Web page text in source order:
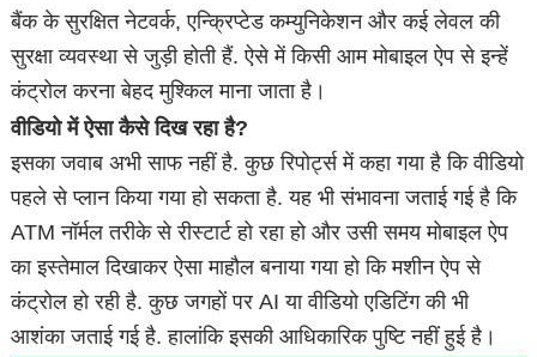
बैंक के सुरक्षित नेटवर्क, एन्क्रिप्टेड कम्युनिकेशन और कई लेवल की
सुरक्षा व्यवस्था से जुड़ी होती हैं. ऐसे में किसी आम मोबाइल ऐप से इन्हें
कंट्रोल करना बेहद मुश्किल माना जाता है।
वीडियो में ऐसा कैसे दिख रहा है?
इसका जवाब अभी साफ नहीं है. कुछ रिपोर्ट्स में कहा गया है कि वीडियो
पहले से प्लान किया गया हो सकता है. यह भी संभावना जताई गई है कि
ATM नॉर्मल तरीके से रीस्टार्ट हो रहा हो और उसी समय मोबाइल ऐप
का इस्तेमाल दिखाकर ऐसा माहौल बनाया गया हो कि मशीन ऐप से
कंट्रोल हो रही है. कुछ जगहों पर AI या वीडियो एडिटिंग की भी
आशंका जताई गई है. हालांकि इसकी आधिकारिक पुष्टि नहीं हुई है।